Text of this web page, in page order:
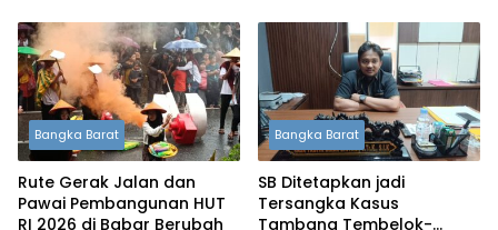
Diperketat
Bangka Barat
Rute Gerak Jalan dan
Pawai Pembangunan HUT
RI 2026 di Babar Berubah
Bangka Barat
SB Ditetapkan jadi
Tersangka Kasus
Tambang Tembelok-